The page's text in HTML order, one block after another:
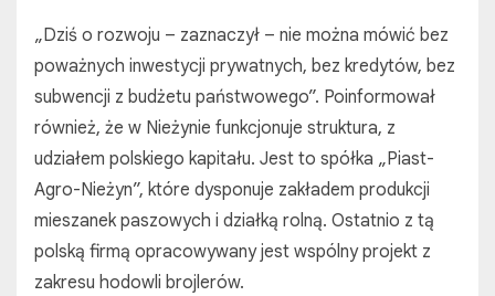
„Dziś o rozwoju – zaznaczył – nie można mówić bez
poważnych inwestycji prywatnych, bez kredytów, bez
subwencji z budżetu państwowego”. Poinformował
również, że w Nieżynie funkcjonuje struktura, z
udziałem polskiego kapitału. Jest to spółka „Piast-
Agro-Nieżyn”, które dysponuje zakładem produkcji
mieszanek paszowych i działką rolną. Ostatnio z tą
polską firmą opracowywany jest wspólny projekt z
zakresu hodowli brojlerów.